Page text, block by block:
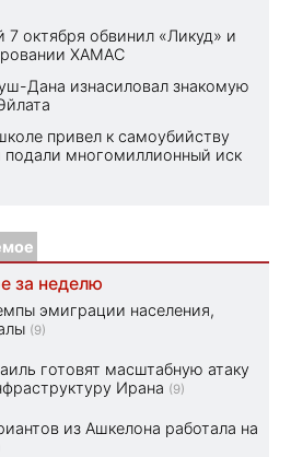
7 октября обвинил «Ликуд» и
ХАМАС
Дана изнасиловал знакомую
привел к самоубийству
многомиллионный иск
за неделю
эмиграции населения,
(9)
готовят масштабную атаку
Ирана (9)
из Ашкелона работала на